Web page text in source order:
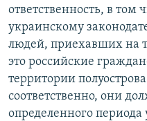
ответственность, в том
украинскому
людей, приехавших на
это российские
территории
соответственно, они
определенного периода